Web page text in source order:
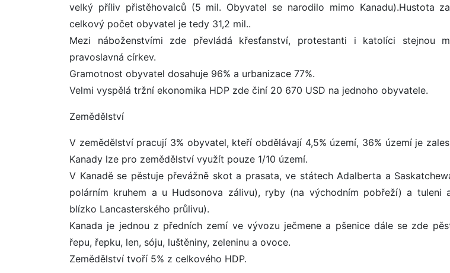
velký příliv přistěhovalců (5 mil. Obyvatel se narodilo mimo Kanadu).Hustota
celkový počet obyvatel je tedy 31,2 mil..
Mezi náboženstvími zde převládá křesťanství, protestanti i katolíci stejnou
pravoslavná církev.
Gramotnost obyvatel dosahuje 96% a urbanizace 77%.
Velmi vyspělá tržní ekonomika HDP zde činí 20 670 USD na jednoho obyvatele.
Zemědělství
V zemědělství pracují 3% obyvatel, kteří obdělávají 4,5% území, 36% území je
Kanady lze pro zemědělství využít pouze 1/10 území.
V Kanadě se pěstuje převážně skot a prasata, ve státech Adalberta a
polárním kruhem a u Hudsonova zálivu), ryby (na východním pobřeží) a tuleni
blízko Lancasterského průlivu).
Kanada je jednou z předních zemí ve vývozu ječmene a pšenice dále se zde
řepu, řepku, len, sóju, luštěniny, zeleninu a ovoce.
Zemědělství tvoří 5% z celkového HDP.